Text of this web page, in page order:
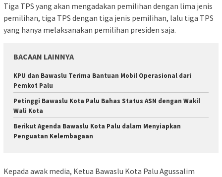
Tiga TPS yang akan mengadakan pemilihan dengan lima jenis
pemilihan, tiga TPS dengan tiga jenis pemilihan, lalu tiga TPS
yang hanya melaksanakan pemilihan presiden saja.
BACAAN LAINNYA
KPU dan Bawaslu Terima Bantuan Mobil Operasional dari
Pemkot Palu
Petinggi Bawaslu Kota Palu Bahas Status ASN dengan Wakil
Wali Kota
Berikut Agenda Bawaslu Kota Palu dalam Menyiapkan
Penguatan Kelembagaan
Kepada awak media, Ketua Bawaslu Kota Palu Agussalim